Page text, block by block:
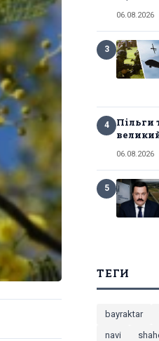
06.08.2026
3
4
Пільги
06.08.2026
5
ТЕГИ
bayraktar
navi